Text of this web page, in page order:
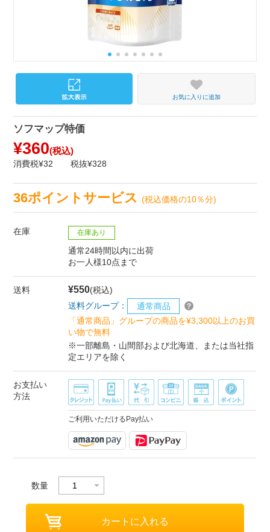
お気に入りに追加
ソフマップ特価
¥360(税込)
消費税¥32 税抜¥328
36ポイントサービス(税込価格の10％分)
在庫 在庫あり
通常24時間以内に出荷
お一人様10点まで
送料 ¥550(税込)
送料グループ：
通常商品
「通常商品」グループの商品を¥3,300以上のお買
い物で無料
※一部離島・山間部および北海道、または当社指
定エリアを除く
お支払い
方法
ご利用いただけるPay払い
数量